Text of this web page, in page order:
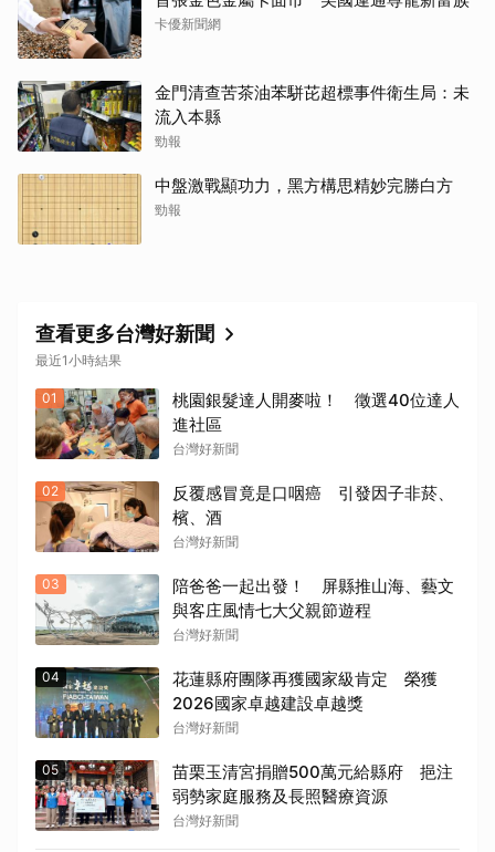
卡優新聞網
金門清查苦茶油苯駢芘超標事件衛生局：未
流入本縣
勁報
中盤激戰顯功力，黑方構思精妙完勝白方
勁報
查看更多台灣好新聞
最近1小時結果
01
桃園銀髮達人開麥啦！ 徵選40位達人
進社區
台灣好新聞
02
反覆感冒竟是口咽癌 引發因子非菸、
檳、酒
台灣好新聞
03
陪爸爸一起出發！ 屏縣推山海、藝文
與客庄風情七大父親節遊程
台灣好新聞
04
花蓮縣府團隊再獲國家級肯定 榮獲
2026國家卓越建設卓越獎
台灣好新聞
05
苗栗玉清宮捐贈500萬元給縣府 挹注
弱勢家庭服務及長照醫療資源
台灣好新聞